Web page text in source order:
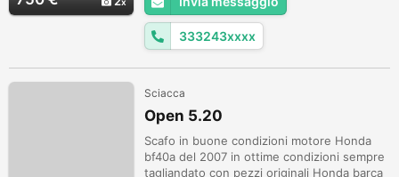
333243xxxx
Sciacca
Open 5.20
Scafo in buone condizioni motore Honda
bf40a del 2007 in ottime condizioni sempre
tagliandato con pezzi originali Honda barca